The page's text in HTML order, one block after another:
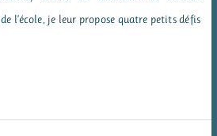
l’école, je leur propose quatre petits défis